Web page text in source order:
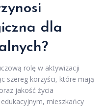
dla
rolę w aktywizacji
szereg korzyści, które mają
jakość życia
mieszkańcy